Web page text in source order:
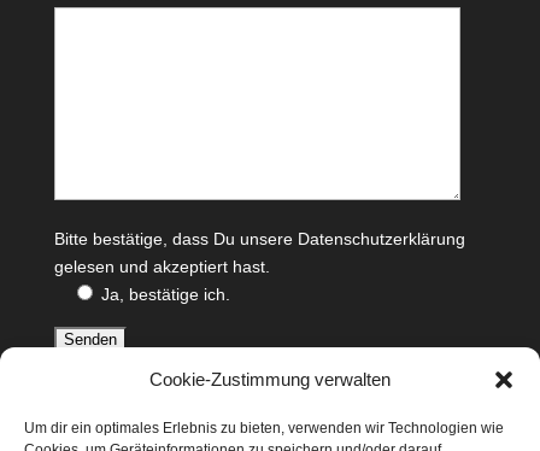
Cookie-Zustimmung verwalten
Um dir ein optimales Erlebnis zu bieten, verwenden wir Technologien wie
Bitte bestätige, dass Du unsere Datenschutzerklärung
gelesen und akzeptiert hast.
Ja, bestätige ich.